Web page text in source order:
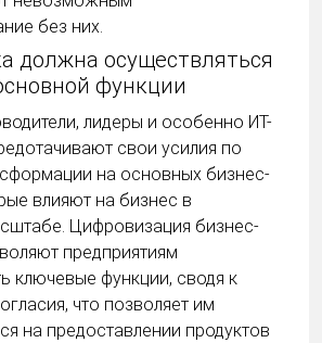
без них.
должна осуществляться
функции
лидеры и особенно ИТ-
свои усилия по
на основных бизнес-
влияют на бизнес в
Цифровизация бизнес-
предприятиям
ключевые функции, сводя к
что позволяет им
на предоставлении продуктов